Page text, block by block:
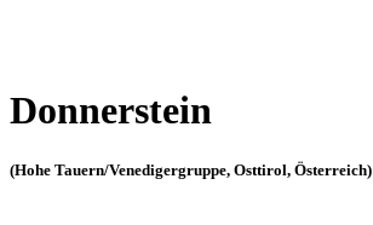
Donnerstein
(Hohe Tauern/Venedigergruppe, Osttirol, Österreich)